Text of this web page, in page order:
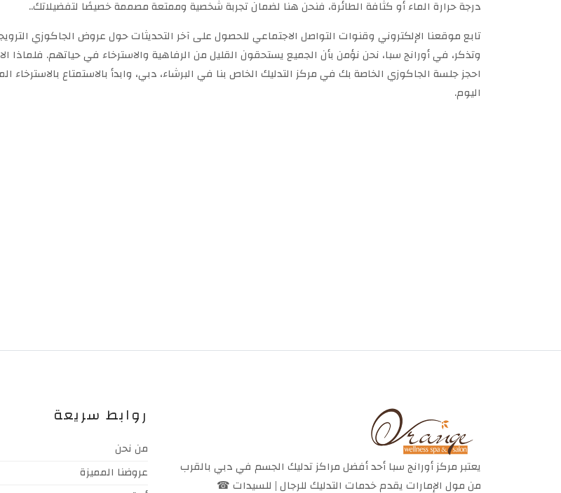
درجة حرارة الماء أو كثافة الطائرة، فنحن هنا لضمان تجربة شخصية وممتعة مصممة خصيصًا لتفضيلاتك..
تابع موقعنا الإلكتروني وقنوات التواصل الاجتماعي للحصول على آخر التحديثات حول عروض الجاكوزي
وتذكر، في أورانج سبا، نحن نؤمن بأن الجميع يستحقون القليل من الرفاهية والاسترخاء في حياتهم. فلماذا
احجز جلسة الجاكوزي الخاصة بك في مركز التدليك الخاص بنا في البرشاء، دبي، وابدأ بالاستمتاع بالاسترخاء
اليوم.
يعتبر مركز أورانج سبا أحد أفضل مراكز تدليك الجسم في دبي بالقرب
من مول الإمارات يقدم خدمات التدليك للرجال | للسيدات ☎
روابط سريعة
من نحن
عروضنا المميزة